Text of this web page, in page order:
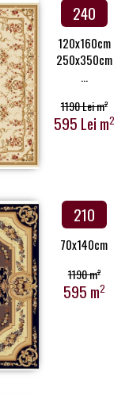
240
120x160cm
250x350cm
...
1190 Lei m2
595 Lei m2
210
70x140cm
1190 m2
595 m2